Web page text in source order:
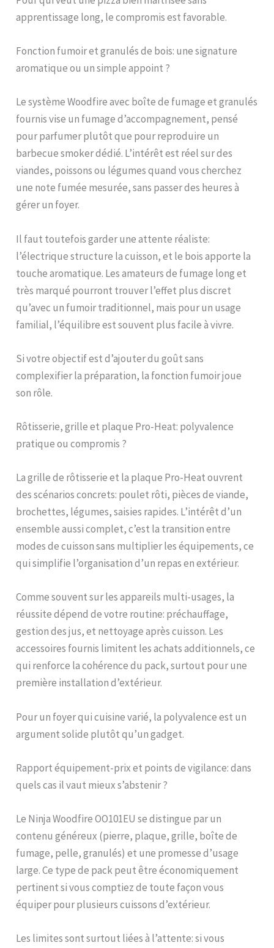
apprentissage long, le compromis est favorable.
Fonction fumoir et granulés de bois: une signature
aromatique ou un simple appoint ?
Le système Woodfire avec boîte de fumage et granulés
fournis vise un fumage d’accompagnement, pensé
pour parfumer plutôt que pour reproduire un
barbecue smoker dédié. L’intérêt est réel sur des
viandes, poissons ou légumes quand vous cherchez
une note fumée mesurée, sans passer des heures à
gérer un foyer.
Il faut toutefois garder une attente réaliste:
l’électrique structure la cuisson, et le bois apporte la
touche aromatique. Les amateurs de fumage long et
très marqué pourront trouver l’effet plus discret
qu’avec un fumoir traditionnel, mais pour un usage
familial, l’équilibre est souvent plus facile à vivre.
Si votre objectif est d’ajouter du goût sans
complexifier la préparation, la fonction fumoir joue
son rôle.
Rôtisserie, grille et plaque Pro-Heat: polyvalence
pratique ou compromis ?
La grille de rôtisserie et la plaque Pro-Heat ouvrent
des scénarios concrets: poulet rôti, pièces de viande,
brochettes, légumes, saisies rapides. L’intérêt d’un
ensemble aussi complet, c’est la transition entre
modes de cuisson sans multiplier les équipements, ce
qui simplifie l’organisation d’un repas en extérieur.
Comme souvent sur les appareils multi-usages, la
réussite dépend de votre routine: préchauffage,
gestion des jus, et nettoyage après cuisson. Les
accessoires fournis limitent les achats additionnels, ce
qui renforce la cohérence du pack, surtout pour une
première installation d’extérieur.
Pour un foyer qui cuisine varié, la polyvalence est un
argument solide plutôt qu’un gadget.
Rapport équipement-prix et points de vigilance: dans
quels cas il vaut mieux s’abstenir ?
Le Ninja Woodfire OO101EU se distingue par un
contenu généreux (pierre, plaque, grille, boîte de
fumage, pelle, granulés) et une promesse d’usage
large. Ce type de pack peut être économiquement
pertinent si vous comptiez de toute façon vous
équiper pour plusieurs cuissons d’extérieur.
Les limites sont surtout liées à l’attente: si vous